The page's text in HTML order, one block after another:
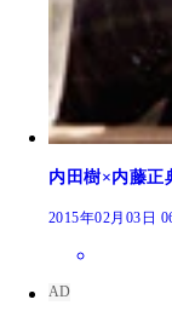
内田樹×内藤正
2015年02月03日